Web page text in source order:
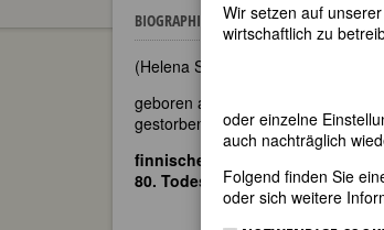
BIOGRAPHIEN Helene Schjerfbeck
(Helena Sofia Schjerfbeck
geboren am 10. Juli 1862 in Helsinki
gestorben am 28. Januar 1946 in
finnische Malerin
80. Todestag am 28. Januar 2026
Wir setzen auf
wirtschaftlich zu
oder einzelne
auch nachträglich
Folgend finden Sie
oder sich weitere